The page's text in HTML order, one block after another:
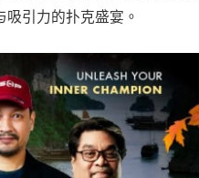
吸引力的扑克盛宴。